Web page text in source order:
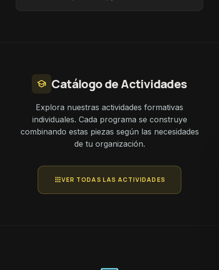
school Catálogo de Actividades
Explora nuestras actividades formativas
individuales. Cada programa se construye
combinando estas piezas según las necesidades
de tu organización.
appsVER TODAS LAS ACTIVIDADES